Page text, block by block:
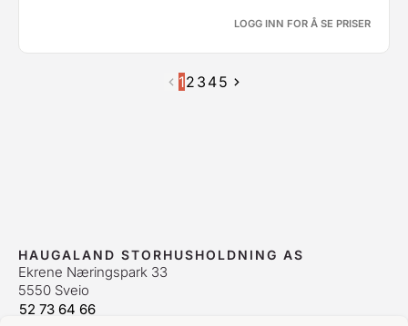
LOGG INN FOR Å SE PRISER
12 3 45
HAUGALAND STORHUSHOLDNING AS
Ekrene Næringspark 33
5550 Sveio
52 73 64 66